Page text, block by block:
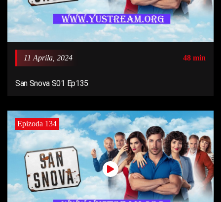
11 Aprila, 2024 48 min
San Snova S01 Ep135
Epizoda 134